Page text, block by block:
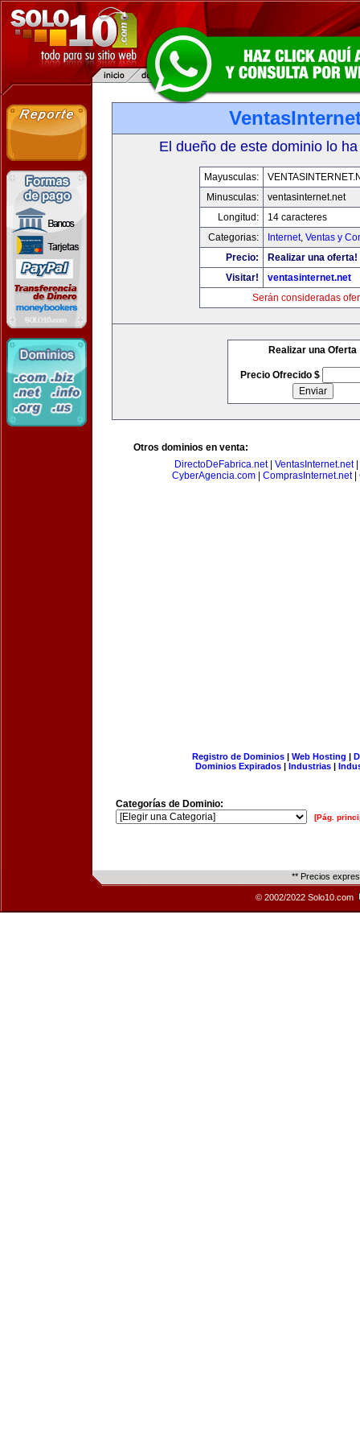
El dueño de este dominio lo
Mayusculas:
Minusculas:
ventasinternet.net
Longitud:
14 caracteres
Categorias:
Internet, Ventas y
Precio:
Realizar una oferta!
Visitar!
ventasinternet.net
Serán consideradas
Realizar una Oferta
Precio Ofrecido $
Otros dominios en venta:
DirectoDeFabrica.net| VentasInternet.net|
CyberAgencia.com| ComprasInternet.net|
Registro de Dominios| Web Hosting |
Dominios Expirados | Industrias |
Categorías de Dominio:
[Pág.
** Precios
© 2002/2022 Solo10.com